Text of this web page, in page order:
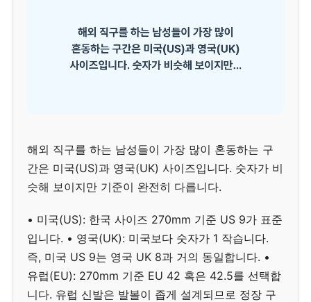
해외 직구를 하는 남성들이 가장 많이 혼동하는 구
간은 미국(US)과 영국(UK) 사이즈입니다. 숫자가 비
슷해 보이지만 기준이 완전히 다릅니다.
• 미국(US): 한국 사이즈 270mm 기준 US 9가 표준
입니다. • 영국(UK): 미국보다 숫자가 1 작습니다.
즉, 미국 US 9는 영국 UK 8과 거의 동일합니다. •
유럽(EU): 270mm 기준 EU 42 혹은 42.5를 선택합
니다. 유럽 신발은 발볼이 좁게 설계되므로 정장 구